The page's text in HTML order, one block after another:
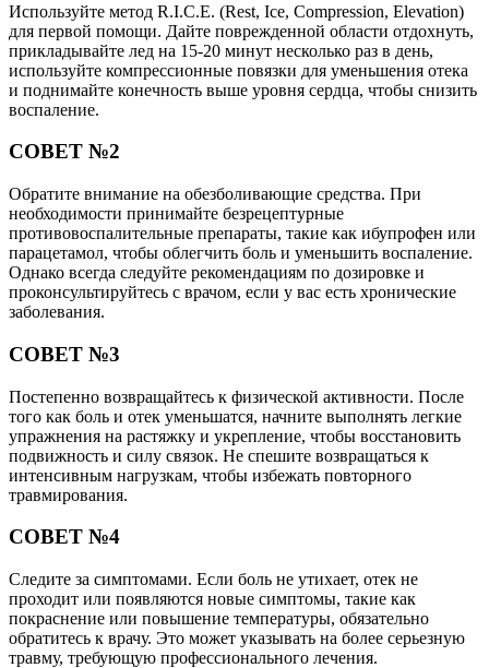
Используйте метод R.I.C.E. (Rest, Ice, Compression, Elevation)
для первой помощи. Дайте поврежденной области отдохнуть,
прикладывайте лед на 15-20 минут несколько раз в день,
используйте компрессионные повязки для уменьшения отека
и поднимайте конечность выше уровня сердца, чтобы снизить
воспаление.
СОВЕТ №2
Обратите внимание на обезболивающие средства. При
необходимости принимайте безрецептурные
противовоспалительные препараты, такие как ибупрофен или
парацетамол, чтобы облегчить боль и уменьшить воспаление.
Однако всегда следуйте рекомендациям по дозировке и
проконсультируйтесь с врачом, если у вас есть хронические
заболевания.
СОВЕТ №3
Постепенно возвращайтесь к физической активности. После
того как боль и отек уменьшатся, начните выполнять легкие
упражнения на растяжку и укрепление, чтобы восстановить
подвижность и силу связок. Не спешите возвращаться к
интенсивным нагрузкам, чтобы избежать повторного
травмирования.
СОВЕТ №4
Следите за симптомами. Если боль не утихает, отек не
проходит или появляются новые симптомы, такие как
покраснение или повышение температуры, обязательно
обратитесь к врачу. Это может указывать на более серьезную
травму, требующую профессионального лечения.